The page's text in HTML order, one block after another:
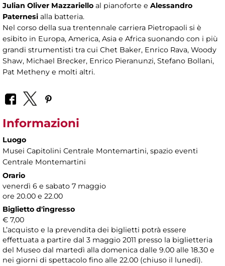
Julian Oliver Mazzariello al pianoforte e Alessandro
Paternesi alla batteria.
Nel corso della sua trentennale carriera Pietropaoli si è
esibito in Europa, America, Asia e Africa suonando con i più
grandi strumentisti tra cui Chet Baker, Enrico Rava, Woody
Shaw, Michael Brecker, Enrico Pieranunzi, Stefano Bollani,
Pat Metheny e molti altri.
Informazioni
Luogo
Musei Capitolini Centrale Montemartini, spazio eventi
Centrale Montemartini
Orario
venerdì 6 e sabato 7 maggio
ore 20.00 e 22.00
Biglietto d'ingresso
€ 7,00
L’acquisto e la prevendita dei biglietti potrà essere
effettuata a partire dal 3 maggio 2011 presso la biglietteria
del Museo dal martedì alla domenica dalle 9.00 alle 18.30 e
nei giorni di spettacolo fino alle 22.00 (chiuso il lunedì).